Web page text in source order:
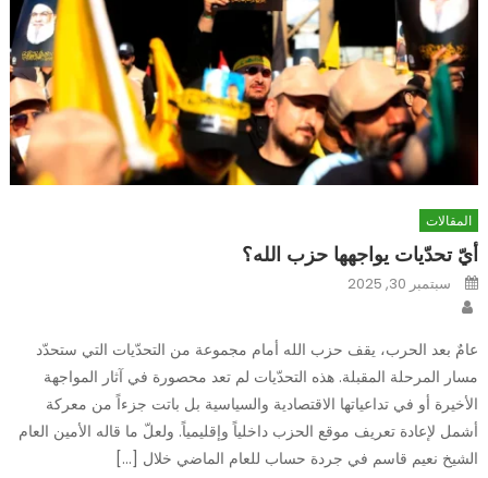
المقالات
أيّ تحدّيات يواجهها حزب الله؟
Posted
onسبتمبر 30, 2025
عامٌ بعد الحرب، يقف حزب الله أمام مجموعة من التحدّيات التي ستحدّد
مسار المرحلة المقبلة. هذه التحدّيات لم تعد محصورة في آثار المواجهة
الأخيرة أو في تداعياتها الاقتصادية والسياسية بل باتت جزءاً من معركة
أشمل لإعادة تعريف موقع الحزب داخلياً وإقليمياً. ولعلّ ما قاله الأمين العام
الشيخ نعيم قاسم في جردة حساب للعام الماضي خلال […]